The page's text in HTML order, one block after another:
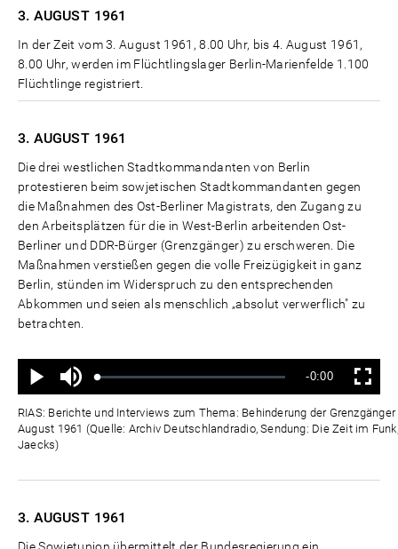
3. AUGUST 1961
In der Zeit vom 3. August 1961, 8.00 Uhr, bis 4. August 1961,
8.00 Uhr, werden im Flüchtlingslager Berlin-Marienfelde 1.100
Flüchtlinge registriert.
3. AUGUST 1961
Die drei westlichen Stadtkommandanten von Berlin
protestieren beim sowjetischen Stadtkommandanten gegen
die Maßnahmen des Ost-Berliner Magistrats, den Zugang zu
den Arbeitsplätzen für die in West-Berlin arbeitenden Ost-
Berliner und DDR-Bürger (Grenzgänger) zu erschweren. Die
Maßnahmen verstießen gegen die volle Freizügigkeit in ganz
Berlin, stünden im Widerspruch zu den entsprechenden
Abkommen und seien als menschlich „absolut verwerflich" zu
betrachten.
Wiedergabe
Ton
aus
Geladen:
Status:
Verbleibende
Zeit
-0:00 Vollbild
RIAS: Berichte und Interviews zum Thema: Behinderung der
August 1961 (Quelle: Archiv Deutschlandradio, Sendung: Die Zeit im
Jaecks)
3. AUGUST 1961